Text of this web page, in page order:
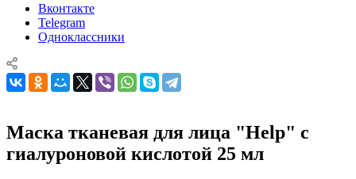
Вконтакте
Telegram
Одноклассники
Маска тканевая для лица "Help" c
гиалуроновой кислотой 25 мл